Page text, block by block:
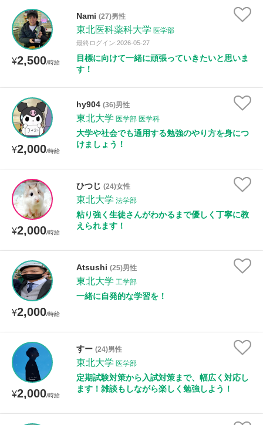
¥2,500/時給
Nami (27)男性
東北医科薬科大学 医学部
最終ログイン:2026-05-27
目標に向けて一緒に頑張っていきたいと思いま
す！
¥2,000/時給
hy904 (36)男性
東北大学 医学部 医学科
大学や社会でも通用する勉強のやり方を身につ
けましょう！
¥2,000/時給
ひつじ (24)女性
東北大学 法学部
粘り強く生徒さんがわかるまで優しく丁寧に教
えられます！
¥2,000/時給
Atsushi (25)男性
東北大学 工学部
一緒に自発的な学習を！
¥2,000/時給
すー (24)男性
東北大学 医学部
定期試験対策から入試対策まで、幅広く対応し
ます！雑談もしながら楽しく勉強しよう！